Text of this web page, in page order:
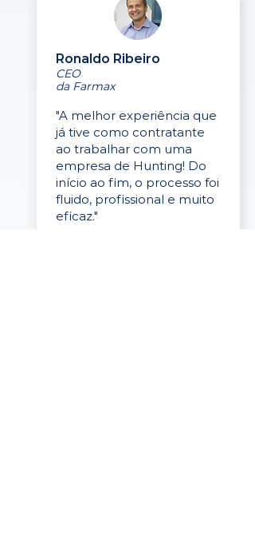
Ronaldo Ribeiro
CEO
da Farmax
"A melhor experiência que
já tive como contratante
ao trabalhar com uma
empresa de Hunting! Do
início ao fim, o processo foi
fluido, profissional e muito
eficaz."